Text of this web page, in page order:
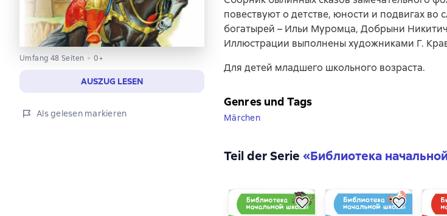
Umfang 48 Seiten 0+
AUSZUG LESEN
Als gelesen markieren
повествуют о детстве, юности и подвигах во
богатырей – Ильи Муромца, Добрыни
Иллюстрации выполнены художниками Г.
Для детей младшего школьного возраста.
Genres und Tags
Märchen
Teil der Serie «Библиотека